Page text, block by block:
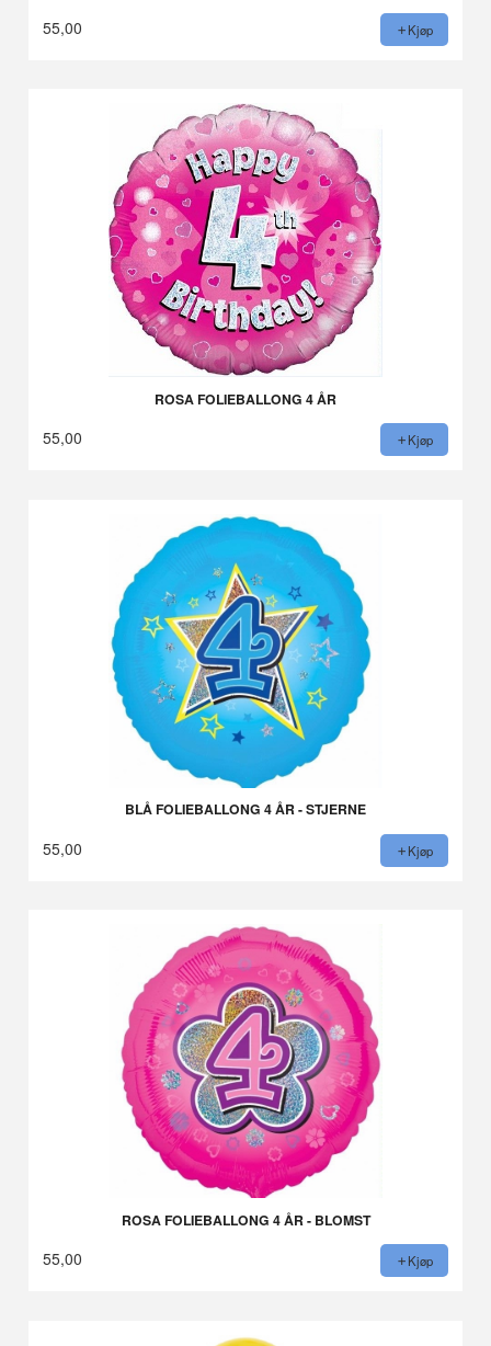
55,00 Kjøp
ROSA FOLIEBALLONG 4 ÅR
55,00 Kjøp
BLÅ FOLIEBALLONG 4 ÅR - STJERNE
55,00 Kjøp
ROSA FOLIEBALLONG 4 ÅR - BLOMST
55,00 Kjøp